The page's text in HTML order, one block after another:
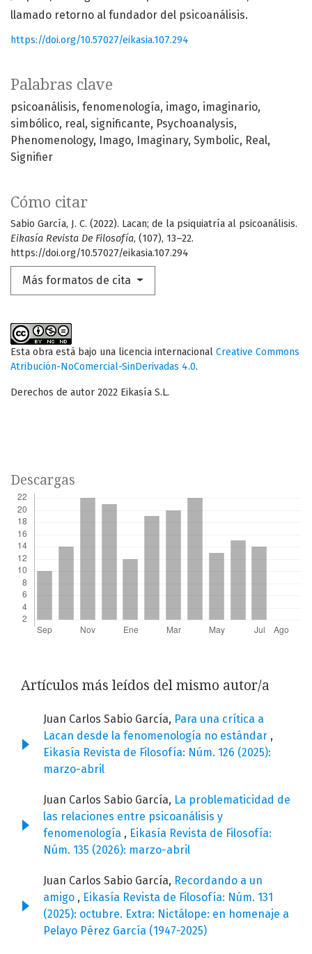
Palabras clave
psicoanálisis fenomenología imago imaginario
simbólico real significante
Psychoanalysis
Phenomenology
Imago Imaginary Symbolic
Real
Signifier
Cómo citar
Sabio García, J. C. (2022). Lacan; de la psiquiatría al psicoanálisis.
Eikasía Revista De Filosofía, (107), 13–22.
https://doi.org/10.57027/eikasia.107.294
Más formatos de cita
llamado retorno al fundador del psicoanálisis.
https://doi.org/10.57027/eikasia.107.294
Esta obra está bajo una licencia internacional Creative Commons
Atribución-NoComercial-SinDerivadas 4.0.
Derechos de autor 2022 Eikasía S.L.
Descargas
Artículos más leídos del mismo autor/a
Juan Carlos Sabio García, Para una crítica a
Lacan desde la fenomenología no estándar ,
Eikasía Revista de Filosofía: Núm. 126 (2025):
marzo-abril
Juan Carlos Sabio García, La problematicidad de
las relaciones entre psicoanálisis y
fenomenología , Eikasía Revista de Filosofía:
Núm. 135 (2026): marzo-abril
Juan Carlos Sabio García, Recordando a un
amigo , Eikasía Revista de Filosofía: Núm. 131
(2025): octubre. Extra: Nictálope: en homenaje a
Pelayo Pérez García (1947-2025)